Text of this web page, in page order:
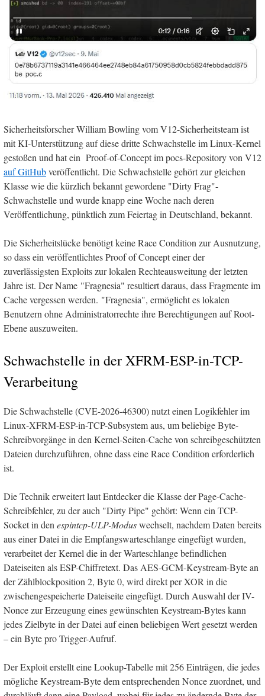
Sicherheitsforscher William Bowling vom V12-Sicherheitsteam ist
mit KI-Unterstützung auf diese dritte Schwachstelle im Linux-Kernel
gestoßen und hat ein Proof-of-Concept im pocs-Repository von V12
auf GitHubveröffentlicht. Die Schwachstelle gehört zur gleichen
Klasse wie die kürzlich bekannt gewordene "Dirty Frag"-
Schwachstelle und wurde knapp eine Woche nach deren
Veröffentlichung, pünktlich zum Feiertag in Deutschland, bekannt.
Die Sicherheitslücke benötigt keine Race Condition zur Ausnutzung,
so dass ein veröffentlichtes Proof of Concept einer der
zuverlässigsten Exploits zur lokalen Rechteausweitung der letzten
Jahre ist. Der Name "Fragnesia" resultiert daraus, dass Fragmente im
Cache vergessen werden. "Fragnesia", ermöglicht es lokalen
Benutzern ohne Administratorrechte ihre Berechtigungen auf Root-
Ebene auszuweiten.
Schwachstelle in der XFRM-ESP-in-TCP-
Verarbeitung
Die Schwachstelle (CVE-2026-46300) nutzt einen Logikfehler im
Linux-XFRM-ESP-in-TCP-Subsystem aus, um beliebige Byte-
Schreibvorgänge in den Kernel-Seiten-Cache von schreibgeschützten
Dateien durchzuführen, ohne dass eine Race Condition erforderlich
ist.
Die Technik erweitert laut Entdecker die Klasse der Page-Cache-
Schreibfehler, zu der auch "Dirty Pipe" gehört: Wenn ein TCP-
Socket in den espintcp-ULP-Moduswechselt, nachdem Daten bereits
aus einer Datei in die Empfangswarteschlange eingefügt wurden,
verarbeitet der Kernel die in der Warteschlange befindlichen
Dateiseiten als ESP-Chiffretext. Das AES-GCM-Keystream-Byte an
der Zählblockposition 2, Byte 0, wird direkt per XOR in die
zwischengespeicherte Dateiseite eingefügt. Durch Auswahl der IV-
Nonce zur Erzeugung eines gewünschten Keystream-Bytes kann
jedes Zielbyte in der Datei auf einen beliebigen Wert gesetzt werden
– ein Byte pro Trigger-Aufruf.
Der Exploit erstellt eine Lookup-Tabelle mit 256 Einträgen, die jedes
mögliche Keystream-Byte dem entsprechenden Nonce zuordnet, und